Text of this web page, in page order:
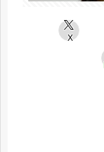
X